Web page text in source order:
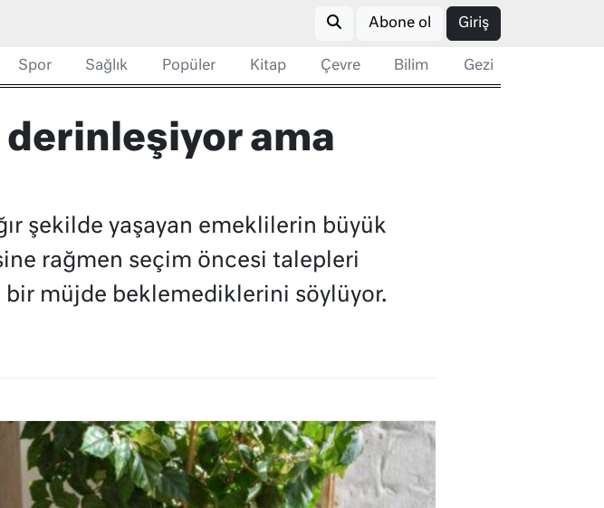
Abone ol Giriş
Spor Sağlık Popüler Kitap Çevre Bilim Gezi
ama
şekilde yaşayan emeklilerin büyük
rağmen seçim öncesi talepleri
bir müjde beklemediklerini söylüyor.